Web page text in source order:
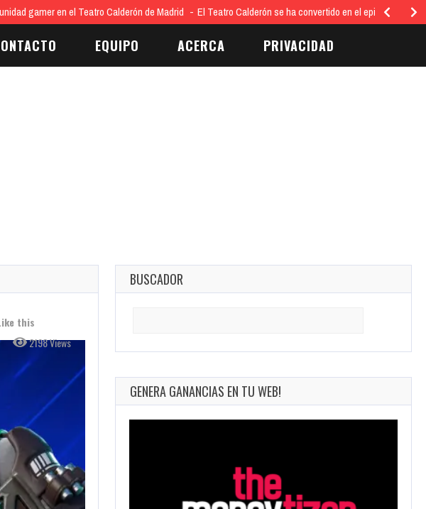
gamer en el Teatro Calderón de Madrid El Teatro Calderón se ha convertido en el epicentro…
EQUIPO ACERCA PRIVACIDAD
this
2198 Views
BUSCADOR
GENERA GANANCIAS EN TU WEB!